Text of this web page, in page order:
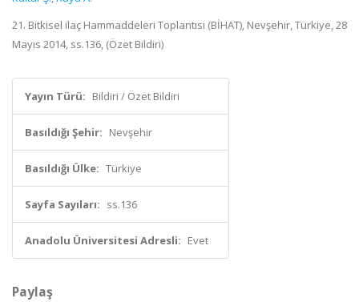
21. Bitkisel ilaç Hammaddeleri Toplantısı (BİHAT), Nevşehir, Türkiye, 28
Mayıs 2014, ss.136, (Özet Bildiri)
Yayın Türü: Bildiri / Özet Bildiri
Basıldığı Şehir: Nevşehir
Basıldığı Ülke: Türkiye
Sayfa Sayıları: ss.136
Anadolu Üniversitesi Adresli: Evet
Paylaş